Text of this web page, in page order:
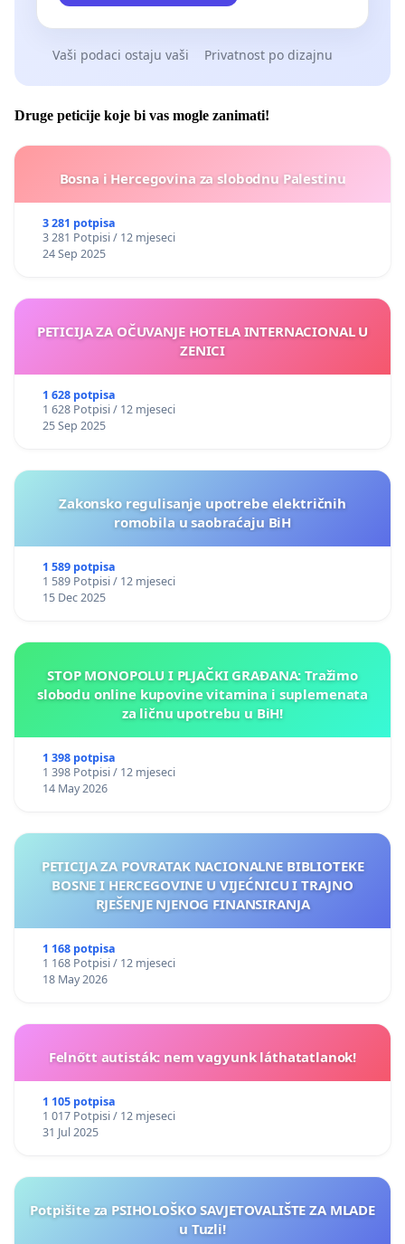
Vaši podaci ostaju vaši Privatnost po dizajnu
Druge peticije koje bi vas mogle zanimati!
Bosna i Hercegovina za slobodnu Palestinu
3 281 potpisa
3 281 Potpisi / 12 mjeseci
24 Sep 2025
PETICIJA ZA OČUVANJE HOTELA INTERNACIONAL U
ZENICI
1 628 potpisa
1 628 Potpisi / 12 mjeseci
25 Sep 2025
Zakonsko regulisanje upotrebe električnih
romobila u saobraćaju BiH
1 589 potpisa
1 589 Potpisi / 12 mjeseci
15 Dec 2025
STOP MONOPOLU I PLJAČKI GRAĐANA: Tražimo
slobodu online kupovine vitamina i suplemenata
za ličnu upotrebu u BiH!
1 398 potpisa
1 398 Potpisi / 12 mjeseci
14 May 2026
PETICIJA ZA POVRATAK NACIONALNE BIBLIOTEKE
BOSNE I HERCEGOVINE U VIJEĆNICU I TRAJNO
RJEŠENJE NJENOG FINANSIRANJA
1 168 potpisa
1 168 Potpisi / 12 mjeseci
18 May 2026
Felnőtt autisták: nem vagyunk láthatatlanok!
1 105 potpisa
1 017 Potpisi / 12 mjeseci
31 Jul 2025
Potpišite za PSIHOLOŠKO SAVJETOVALIŠTE ZA MLADE
u Tuzli!